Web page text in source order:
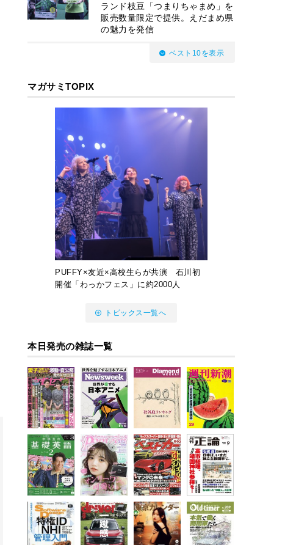
ランド枝豆「つまりちゃまめ」を
販売数量限定で提供。えだまめ県
の魅力を発信
ベスト10を表示
マガサミTOPIX
PUFFY×友近×高校生らが共演 石川初
開催「わっかフェス」に約2000人
トピックス一覧へ
本日発売の雑誌一覧